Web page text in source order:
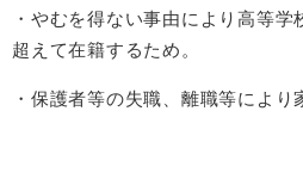
・やむを得ない事由により高等
超えて在籍するため。
・保護者等の失職、離職等により